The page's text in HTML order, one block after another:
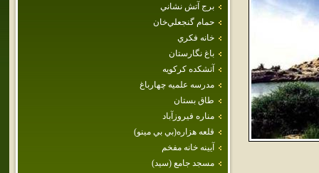
برج آتش نشاني
حمام‌ گنجعلي‌خان‌
خانه فكري
باغ نگارستان
آتشكده كركويه
مدرسه علميه چهارباغ
طاق بستان
مناره فيروزآباد
قلعه هزاره(بي بي مينو)
آيينه خانه مفخم
مسجد جامع (سيد)